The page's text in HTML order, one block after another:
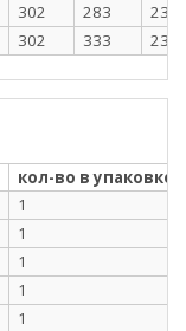
302 283 237
302 333 237
кол-во в упаковке
1
1
1
1
1